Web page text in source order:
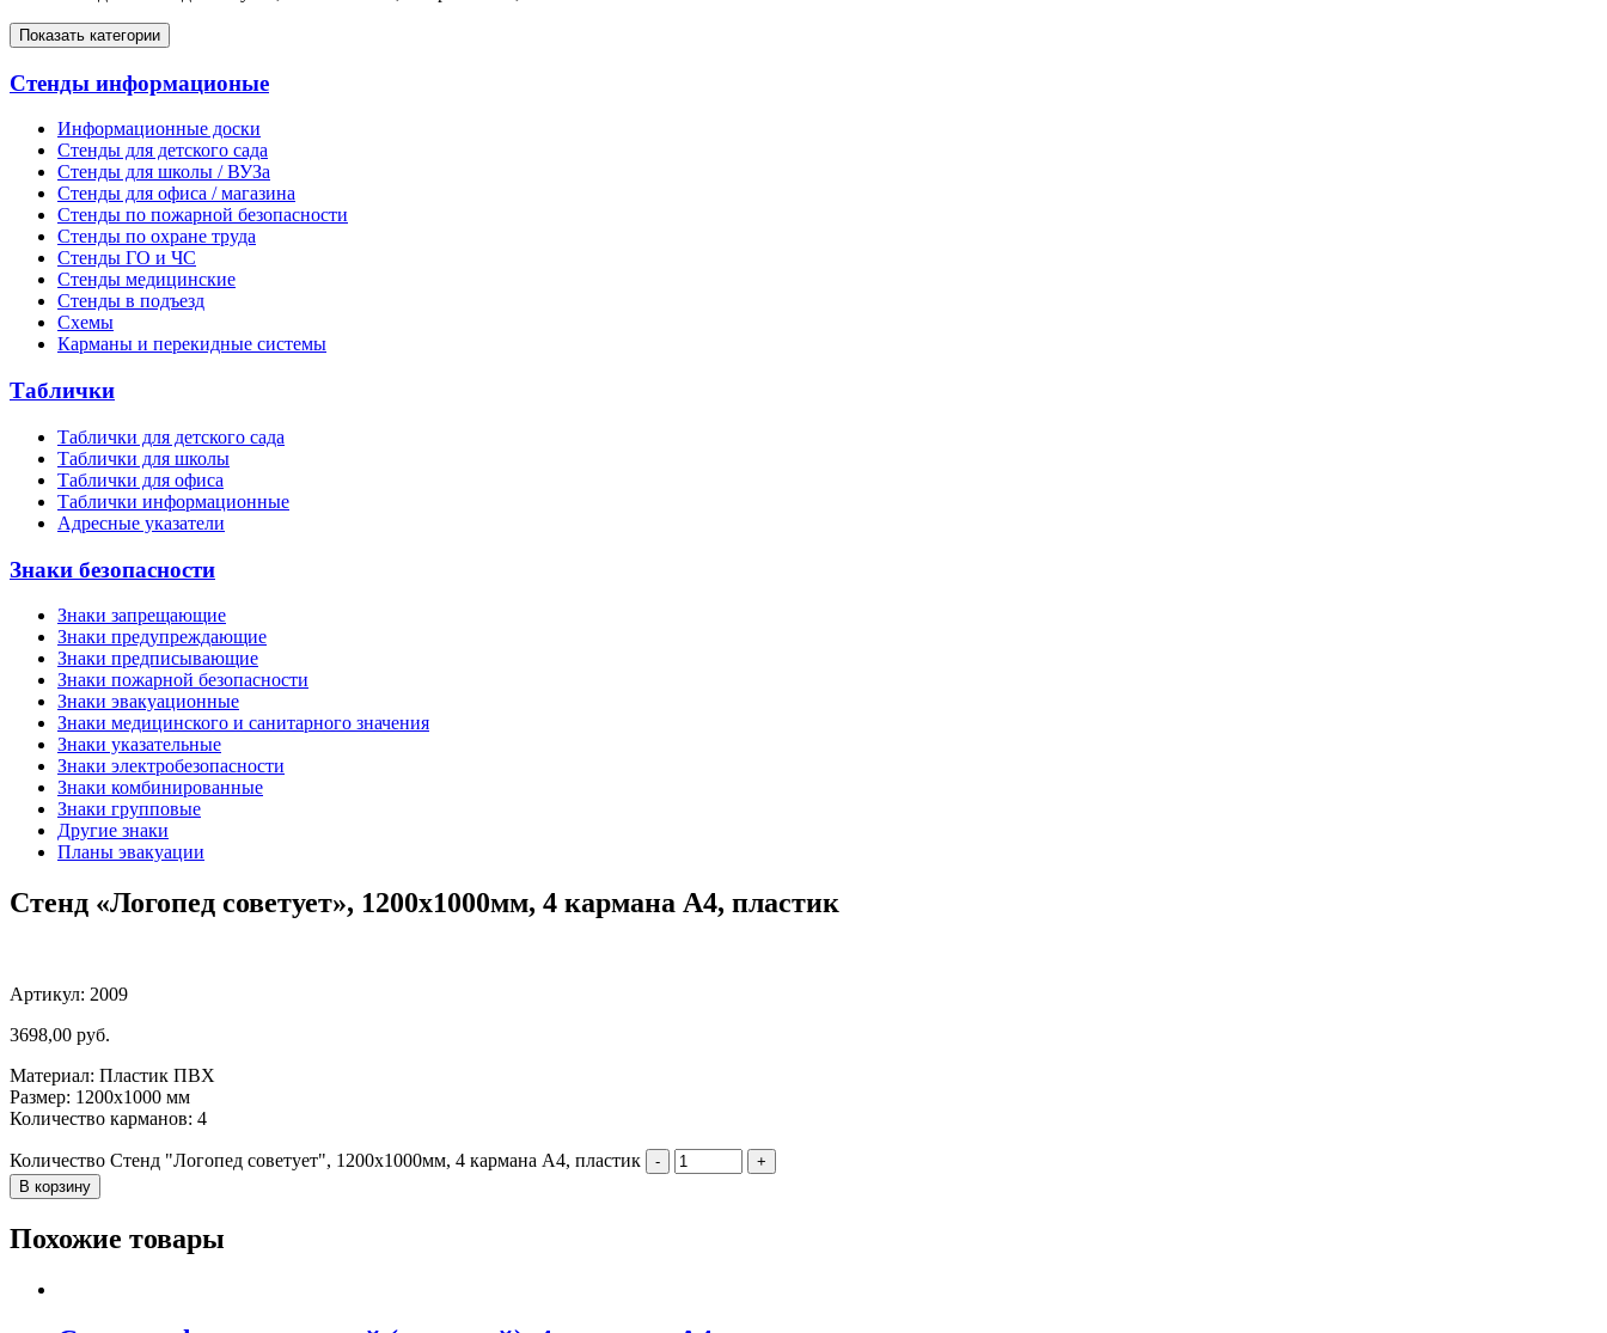
Показать категории
Стенды информационые
Информационные доски
Стенды для детского сада
Стенды для школы / ВУЗа
Стенды для офиса / магазина
Стенды по пожарной безопасности
Стенды по охране труда
Стенды ГО и ЧС
Стенды медицинские
Стенды в подъезд
Схемы
Карманы и перекидные системы
Таблички
Таблички для детского сада
Таблички для школы
Таблички для офиса
Таблички информационные
Адресные указатели
Знаки безопасности
Знаки запрещающие
Знаки предупреждающие
Знаки предписывающие
Знаки пожарной безопасности
Знаки эвакуационные
Знаки медицинского и санитарного значения
Знаки указательные
Знаки электробезопасности
Знаки комбинированные
Знаки групповые
Другие знаки
Планы эвакуации
Стенд «Логопед советует», 1200х1000мм, 4 кармана А4, пластик
Артикул: 2009
3698,00 руб.
Материал: Пластик ПВХ
Размер: 1200х1000 мм
Количество карманов: 4
Количество Стенд "Логопед советует", 1200х1000мм, 4 кармана А4, пластик -
+
В корзину
Похожие товары